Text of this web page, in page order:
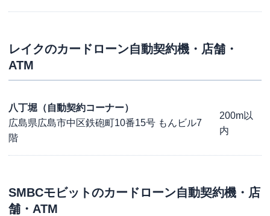
レイクのカードローン自動契約機・店舗・
ATM
八丁堀（自動契約コーナー）
広島県広島市中区鉄砲町10番15号 もんビル7
階
200m以
内
SMBCモビットのカードローン自動契約機・店
舗・ATM